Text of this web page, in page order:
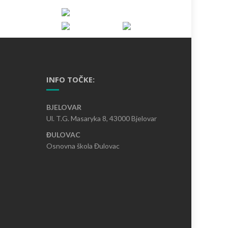
INFO TOČKE:
BJELOVAR
Ul. T.G. Masaryka 8, 43000 Bjelovar
ĐULOVAC
Osnovna škola Đulovac